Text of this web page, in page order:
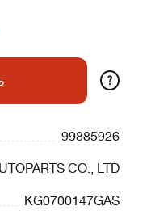
?
99885926
CO., LTD
KG0700147GAS